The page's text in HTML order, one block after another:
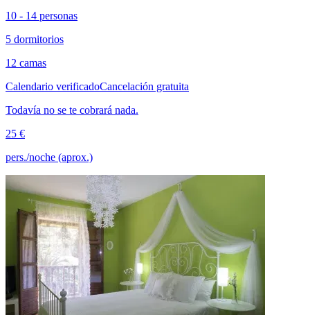
10 - 14 personas
5 dormitorios
12 camas
Calendario verificadoCancelación gratuita
Todavía no se te cobrará nada.
25 €
pers./noche (aprox.)